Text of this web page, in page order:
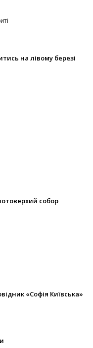
на лівому березі
собор
«Софія Київська»